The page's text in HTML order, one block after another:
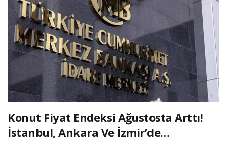
Konut Fiyat Endeksi Ağustosta Arttı!
İstanbul, Ankara Ve İzmir’de…